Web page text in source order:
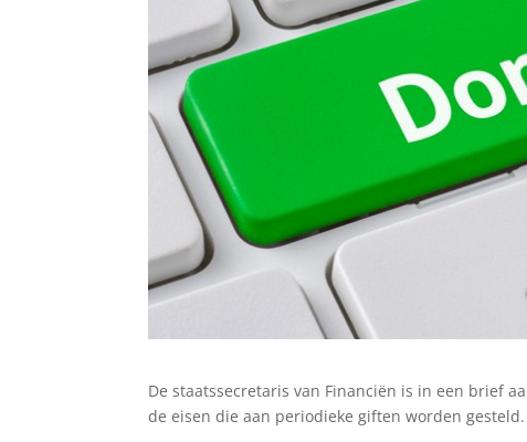
De staatssecretaris van Financiën is in een brief
de eisen die aan periodieke giften worden gesteld.